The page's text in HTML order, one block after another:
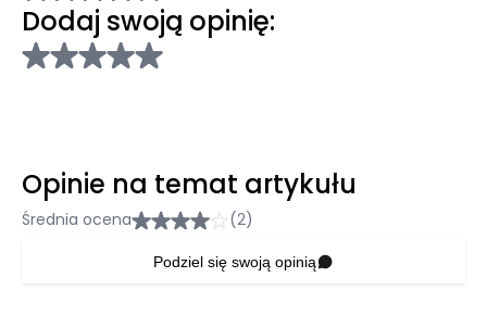
Dodaj swoją opinię:
Opinie na temat artykułu
Średnia ocena (2)
Podziel się swoją opinią